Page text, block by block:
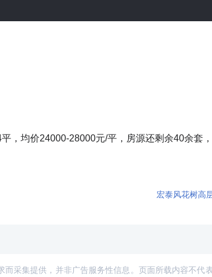
，均价24000-28000元/平，房源还剩余40余套
宏泰风花树高
采集提供，并非广告服务性信息。页面所载内容不代